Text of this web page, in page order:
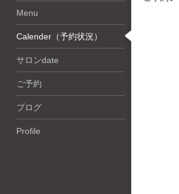
Menu
Calender（予約状況）
サロンdate
ご予約
ブログ
Profile